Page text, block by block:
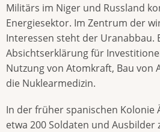
Militärs im Niger und Russland
Energiesektor. Im Zentrum der
Interessen steht der Uranabbau.
Absichtserklärung für
Nutzung von Atomkraft, Bau von
die Nuklearmedizin.
In der früher spanischen Kolonie
etwa 200 Soldaten und Ausbilder